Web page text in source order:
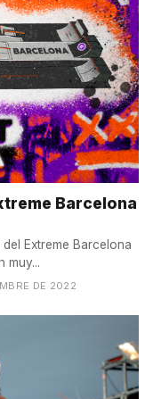
Barcelona
Extreme Barcelona
edición muy...
DE 2022